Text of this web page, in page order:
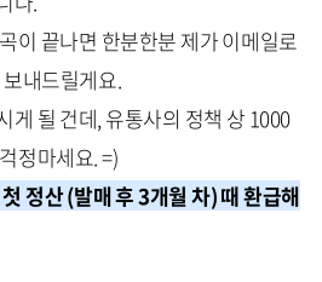
이 끝나면 한분한분 제가 이메일로
내드릴게요.
게 될 건데, 유통사의 정책 상 1000
정마세요. =)
정산 (발매 후 3개월 차) 때 환급해